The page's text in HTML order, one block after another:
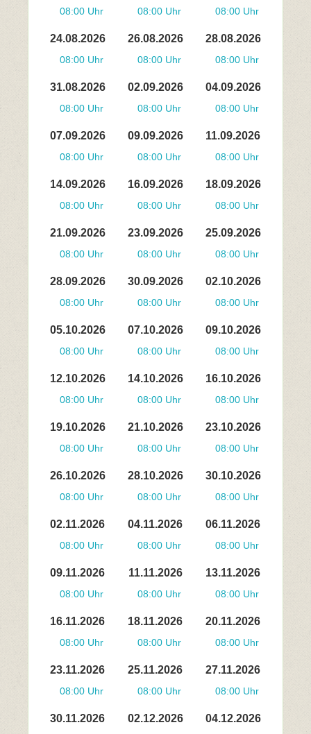
08:00 Uhr 08:00 Uhr 08:00 Uhr
24.08.2026
08:00 Uhr
26.08.2026
08:00 Uhr
28.08.2026
08:00 Uhr
31.08.2026
08:00 Uhr
02.09.2026
08:00 Uhr
04.09.2026
08:00 Uhr
07.09.2026
08:00 Uhr
09.09.2026
08:00 Uhr
11.09.2026
08:00 Uhr
14.09.2026
08:00 Uhr
16.09.2026
08:00 Uhr
18.09.2026
08:00 Uhr
21.09.2026
08:00 Uhr
23.09.2026
08:00 Uhr
25.09.2026
08:00 Uhr
28.09.2026
08:00 Uhr
30.09.2026
08:00 Uhr
02.10.2026
08:00 Uhr
05.10.2026
08:00 Uhr
07.10.2026
08:00 Uhr
09.10.2026
08:00 Uhr
12.10.2026
08:00 Uhr
14.10.2026
08:00 Uhr
16.10.2026
08:00 Uhr
19.10.2026
08:00 Uhr
21.10.2026
08:00 Uhr
23.10.2026
08:00 Uhr
26.10.2026
08:00 Uhr
28.10.2026
08:00 Uhr
30.10.2026
08:00 Uhr
02.11.2026
08:00 Uhr
04.11.2026
08:00 Uhr
06.11.2026
08:00 Uhr
09.11.2026
08:00 Uhr
11.11.2026
08:00 Uhr
13.11.2026
08:00 Uhr
16.11.2026
08:00 Uhr
18.11.2026
08:00 Uhr
20.11.2026
08:00 Uhr
23.11.2026
08:00 Uhr
25.11.2026
08:00 Uhr
27.11.2026
08:00 Uhr
30.11.2026 02.12.2026 04.12.2026